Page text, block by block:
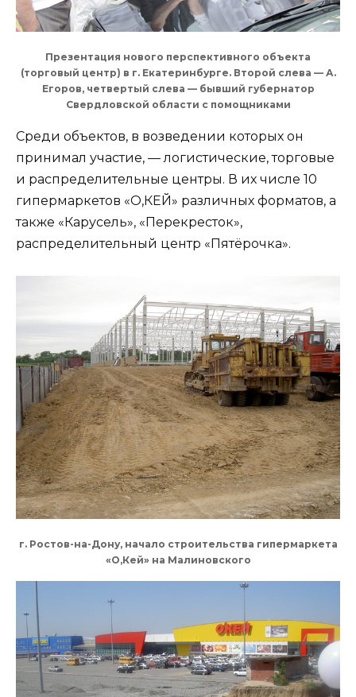
Презентация нового перспективного объекта
(торговый центр) в г. Екатеринбурге. Второй слева — А.
Егоров, четвертый слева — бывший губернатор
Свердловской области с помощниками
Среди объектов, в возведении которых он
принимал участие, — логистические, торговые
и распределительные центры. В их числе 10
гипермаркетов «О,КЕЙ» различных форматов, а
также «Карусель», «Перекресток»,
распределительный центр «Пятёрочка».
г. Ростов-на-Дону, начало строительства гипермаркета
«О,Кей» на Малиновского